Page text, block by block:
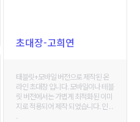
초대장-고희연
태블릿+모바일 버전으로 제작된 온
라인 초대장 입니다. 모바일이나 테블
릿 버전에서는 가볍게 최적화된 이미
지로 적용되어 제작 되었습니다. 인 . .
.